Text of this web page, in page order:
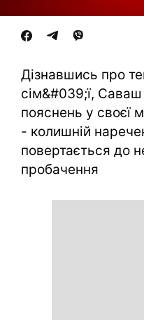
Дізнавшись про
сім&#039;ї, Саваш
пояснень у своєї
- колишній
повертається до
пробачення